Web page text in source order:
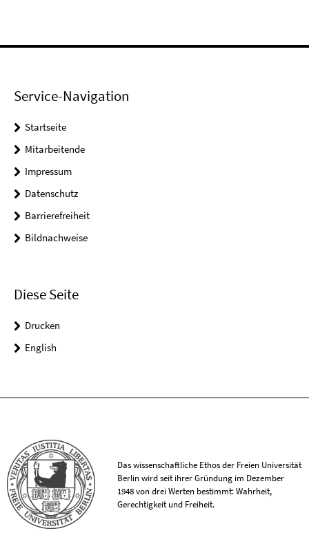
Service-Navigation
Startseite
Mitarbeitende
Impressum
Datenschutz
Barrierefreiheit
Bildnachweise
Diese Seite
Drucken
English
Das wissenschaftliche Ethos der Freien Universität
Berlin wird seit ihrer Gründung im Dezember
1948 von drei Werten bestimmt: Wahrheit,
Gerechtigkeit und Freiheit.